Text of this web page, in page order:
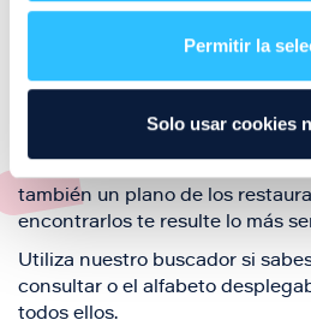
Permitir la
Solo usar cookies
también de nuestra oferta de
tu visita.
El este directorio de
también un plano de los
encontrarlos te resulte lo más
Utiliza nuestro buscador si
consultar o el alfabeto
todos ellos.